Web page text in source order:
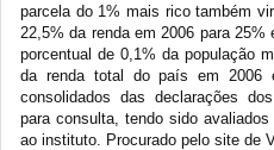
parcela do 1% mais rico também
22,5% da renda em 2006 para
porcentual de 0,1% da população
da renda total do país em 2006
consolidados das declarações
para consulta, tendo sido
ao instituto. Procurado pelo site de